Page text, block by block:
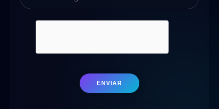
ENVIAR